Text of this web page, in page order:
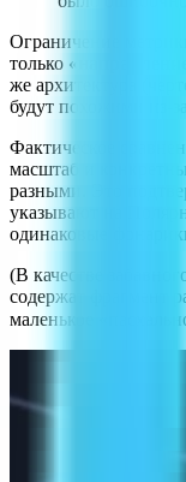
Ограничение
только
же архитектура
будут похожими из-
Фактическое
масштаб и
разными. Это
указывают на
одинаковые
(В качестве
содержат фрагмент
маленькое